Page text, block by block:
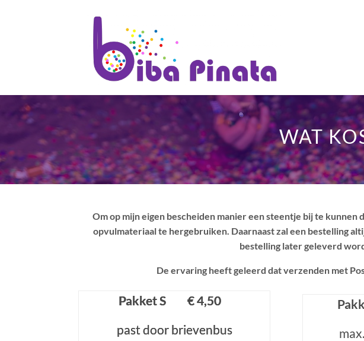
WAT
Om op mijn eigen bescheiden manier een steentje bij te
opvulmateriaal te hergebruiken. Daarnaast zal een bestelling
bestelling later geleverd
De ervaring heeft geleerd dat verzenden met
Pakket S € 4,50
past door brievenbus
Pakket S € 4,50
past door brievenbus